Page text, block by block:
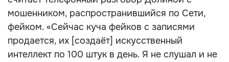
мошенником, распространившийся по Сети,
фейком. «Сейчас куча фейков с записями
продается, их [создаёт] искусственный
интеллект по 100 штук в день. Я не слушал и не